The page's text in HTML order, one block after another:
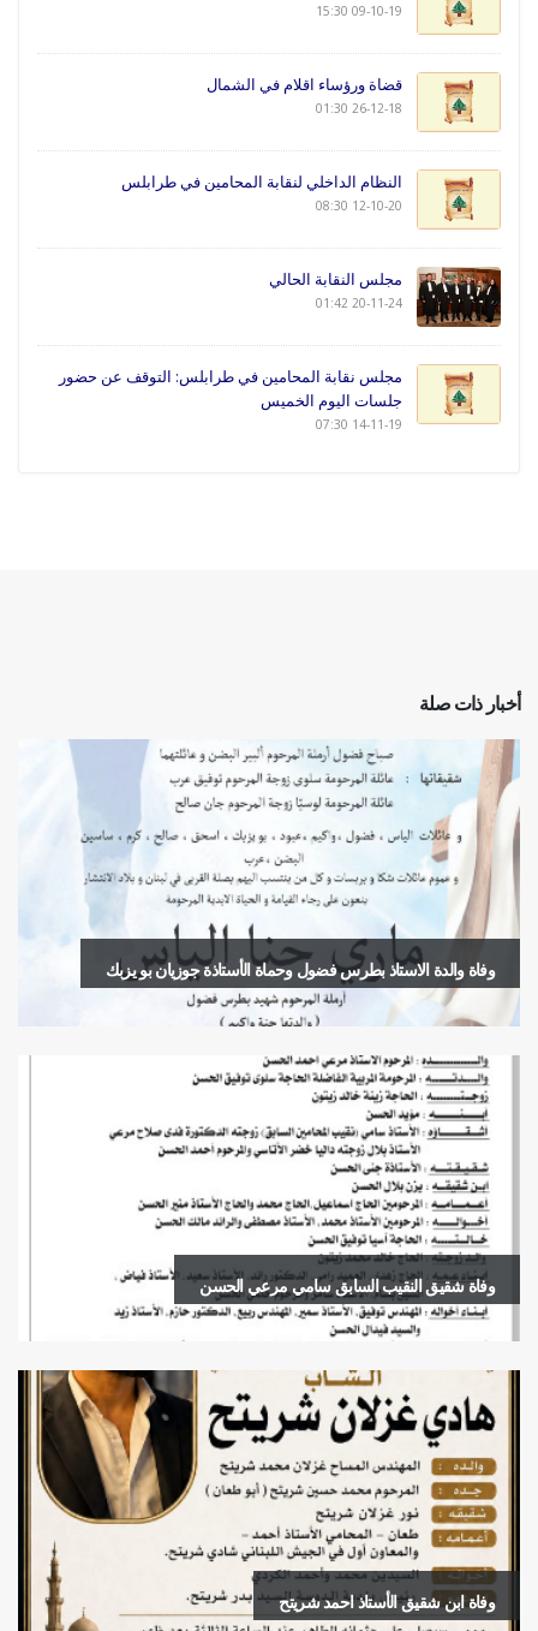
09-10-19 15:30
قضاة ورؤساء اقلام في الشمال
26-12-18 01:30
النظام الداخلي لنقابة المحامين في طرابلس
12-10-20 08:30
مجلس النقابة الحالي
20-11-24 01:42
مجلس نقابة المحامين في طرابلس: التوقف عن حضور
جلسات اليوم الخميس
14-11-19 07:30
أخبار ذات صلة
وفاة والدة الاستاذ بطرس فضول وحماة الأستاذة جوزيان بو يزبك
وفاة شقيق النقيب السابق سامي مرعي الحسن
وفاة ابن شقيق الأستاذ احمد شريتح